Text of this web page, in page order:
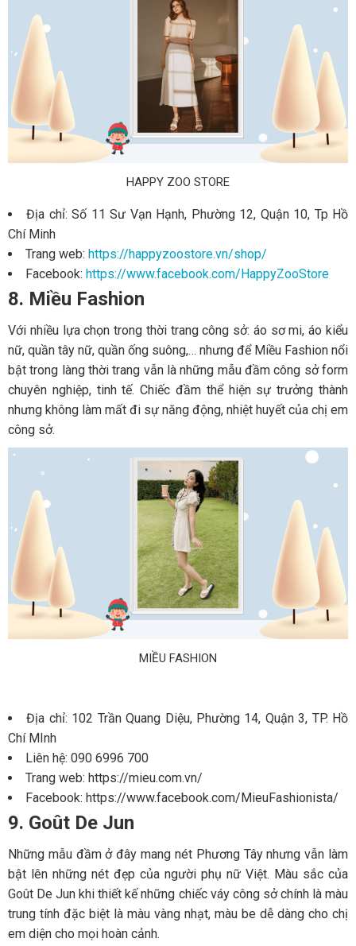
HAPPY ZOO STORE
Địa chỉ: Số 11 Sư Vạn Hạnh, Phường 12, Quận 10, Tp Hồ
Chí Minh
Trang web: https://happyzoostore.vn/shop/
Facebook: https://www.facebook.com/HappyZooStore
8. Miều Fashion
Với nhiều lựa chọn trong thời trang công sở: áo sơ mi, áo kiểu
nữ, quần tây nữ, quần ống suông,… nhưng để Miều Fashion nổi
bật trong làng thời trang vẫn là những mẫu đầm công sở form
chuyên nghiệp, tinh tế. Chiếc đầm thể hiện sự trưởng thành
nhưng không làm mất đi sự năng động, nhiệt huyết của chị em
công sở.
MIỀU FASHION
Địa chỉ: 102 Trần Quang Diệu, Phường 14, Quận 3, TP. Hồ
Chí MInh
Liên hệ: 090 6996 700
Trang web: https://mieu.com.vn/
Facebook: https://www.facebook.com/MieuFashionista/
9. Goût De Jun
Những mẫu đầm ở đây mang nét Phương Tây nhưng vẫn làm
bật lên những nét đẹp của người phụ nữ Việt. Màu sắc của
Goût De Jun khi thiết kế những chiếc váy công sở chính là màu
trung tính đặc biệt là màu vàng nhạt, màu be dễ dàng cho chị
em diện cho mọi hoàn cảnh.